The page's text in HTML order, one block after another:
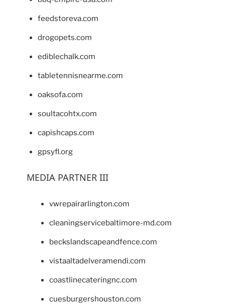
feedstoreva.com
drogopets.com
ediblechalk.com
tabletennisnearme.com
oaksofa.com
soultacohtx.com
capishcaps.com
gpsyfl.org
MEDIA PARTNER III
vwrepairarlington.com
cleaningservicebaltimore-md.com
beckslandscapeandfence.com
vistaaltadelveramendi.com
coastlinecateringnc.com
cuesburgershouston.com